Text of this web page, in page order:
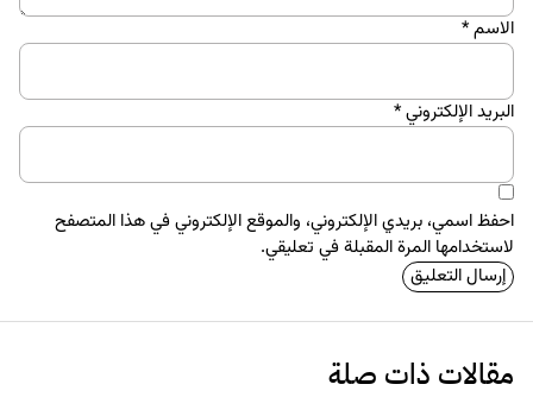
الاسم*
البريد الإلكتروني*
احفظ اسمي، بريدي الإلكتروني، والموقع الإلكتروني في هذا المتصفح
لاستخدامها المرة المقبلة في تعليقي.
مقالات ذات صلة